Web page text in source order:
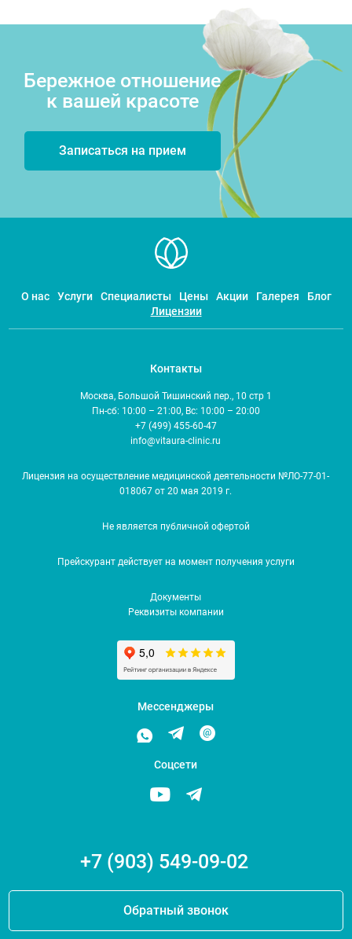
Бережное отношение
к вашей красоте
Записаться на прием
О нас Услуги Специалисты Цены Акции Галерея
Блог
Лицензии
Контакты
Москва, Большой Тишинский пер., 10 стр 1
Пн-сб: 10:00 – 21:00, Вс: 10:00 – 20:00
+7 (499) 455-60-47
info@vitaura-clinic.ru
Лицензия на осуществление медицинской деятельности №ЛО-77-01-
018067 от 20 мая 2019 г.
Не является публичной офертой
Прейскурант действует на момент получения услуги
Документы
Реквизиты компании
Мессенджеры
Соцсети
+7 (903) 549-09-02
Обратный звонок